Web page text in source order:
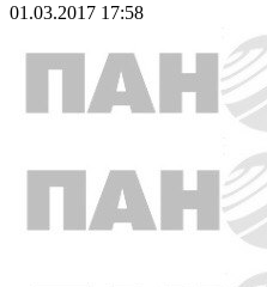
01.03.2017 17:58